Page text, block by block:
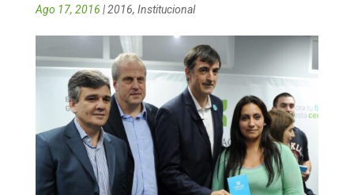
Ago 17, 2016 |2016, Institucional